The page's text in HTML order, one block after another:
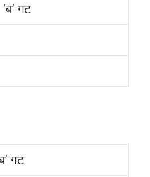
‘ब’ गट
गट